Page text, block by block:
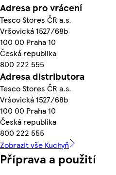
Adresa pro vrácení
Tesco Stores ČR a.s.
Vršovická 1527/68b
100 00 Praha 10
Česká republika
800 222 555
Adresa distributora
Tesco Stores ČR a.s.
Vršovická 1527/68b
100 00 Praha 10
Česká republika
800 222 555
Zobrazit vše Kuchyň
Příprava a použití